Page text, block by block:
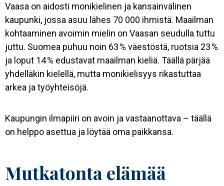
Vaasa on aidosti monikielinen ja kansainvälinen
kaupunki, jossa asuu lähes 70 000 ihmistä. Maailman
kohtaaminen avoimin mielin on Vaasan seudulla tuttu
juttu. Suomea puhuu noin 63 % väestöstä, ruotsia 23 %
ja loput 14 % edustavat maailman kieliä. Täällä pärjää
yhdelläkin kielellä, mutta monikielisyys rikastuttaa
arkea ja työyhteisöjä.
Kaupungin ilmapiiri on avoin ja vastaanottava – täällä
on helppo asettua ja löytää oma paikkansa.
Mutkatonta elämää